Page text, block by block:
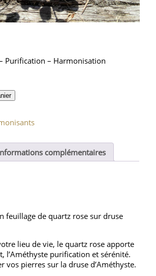
Purification – Harmonisation
complémentaires
feuillage de quartz rose sur druse
lieu de vie, le quartz rose apporte
l’Améthyste purification et sérénité.
vos pierres sur la druse d’Améthyste.